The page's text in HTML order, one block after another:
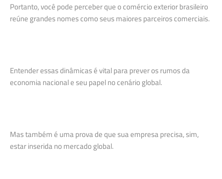
Portanto, você pode perceber que o comércio exterior brasileiro
reúne grandes nomes como seus maiores parceiros comerciais.
Entender essas dinâmicas é vital para prever os rumos da
economia nacional e seu papel no cenário global.
Mas também é uma prova de que sua empresa precisa, sim,
estar inserida no mercado global.